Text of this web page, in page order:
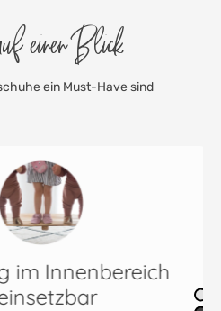
einen Blick
ein Must-Have sind
Innenbereich